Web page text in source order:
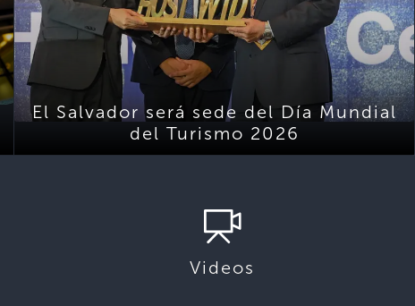
El Salvador será sede del Día Mundial
del Turismo 2026
Videos